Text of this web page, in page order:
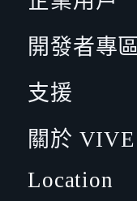
開發者專區
支援
關於 VIVE
Location